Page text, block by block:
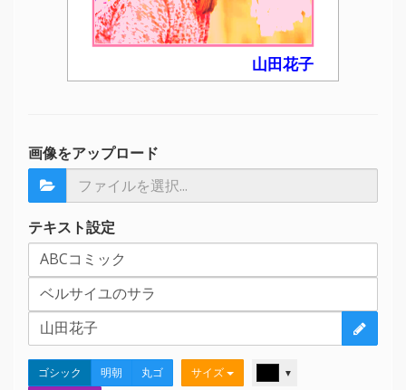
山田花子
画像をアップロード
テキスト設定
ゴシック 明朝 丸ゴ サイズ ▼